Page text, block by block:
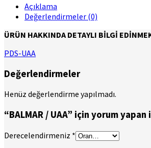
Açıklama
Değerlendirmeler (0)
ÜRÜN HAKKINDA DETAYLI BİLGİ
PDS-UAA
Değerlendirmeler
Henüz değerlendirme yapılmadı.
“BALMAR / UAA” için yorum
Derecelendirmeniz *